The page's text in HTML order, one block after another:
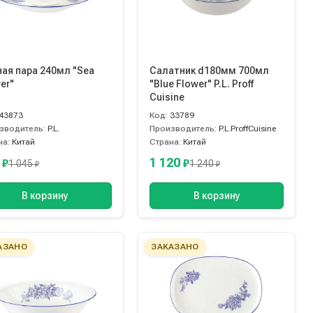
пара 240мл "Sea
P.L.
Китай
₽1 045₽
В корзину
Салатник d180мм 700мл
"Blue Flower" P.L. Proff
Cuisine
Код: 33789
Производитель:P.L.ProffCuisine
Страна:Китай
1 120₽1 240₽
В корзину
ЗАКАЗАНО